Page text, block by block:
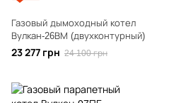
Газовый дымоходный котел
Вулкан-26ВМ (двухконтурный)
23 277 грн 24 100 грн